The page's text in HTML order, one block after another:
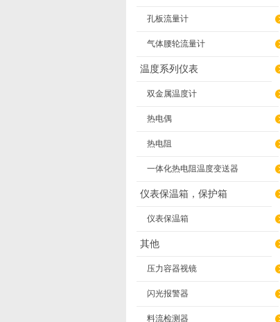
孔板流量计
气体腰轮流量计
温度系列仪表
双金属温度计
热电偶
热电阻
一体化热电阻温度变送器
仪表保温箱，保护箱
仪表保温箱
其他
压力容器视镜
闪光报警器
料流检测器